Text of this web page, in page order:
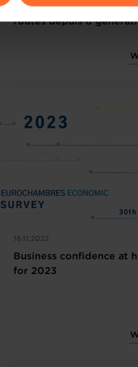
Voyages Emile Weber -
routes depuis 6
16.11.2022
Business confidence at
for 2023